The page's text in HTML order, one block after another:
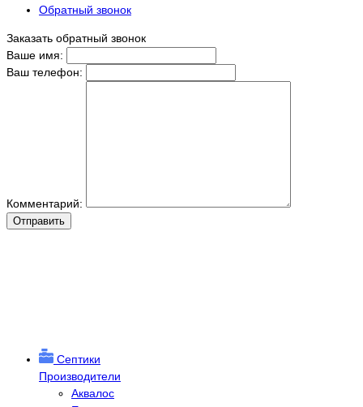
Обратный звонок
Заказать обратный звонок
Ваше имя:
Ваш телефон:
Комментарий:
Отправить
Септики
Производители
Аквалос